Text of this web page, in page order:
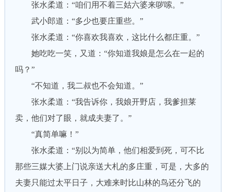
张水柔道：“咱们用不着三姑六婆来哕嗦。”
武小郎道：“多少也要庄重些。”
张水柔道：“你喜欢我喜欢，这比什么都庄重。”
她吃吃一笑，又道：“你知道我娘是怎么在一起的
吗？”
“不知道，我二叔也不会知道。”
张水柔道：“我告诉你，我娘开野店，我爹担莱
卖，他们对了眼，就成夫妻了。”
“真简单嘛！”
张水柔道：“别以为简单，他们相爱到死，可不比
那些三媒大婆上门说亲送大札的多庄重，可是，大多的
夫妻只能过太平日子，大难来时比山林的鸟还分飞的